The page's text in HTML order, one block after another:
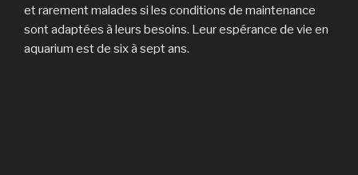
et rarement malades si les conditions de maintenance
sont adaptées à leurs besoins. Leur espérance de vie en
aquarium est de six à sept ans.